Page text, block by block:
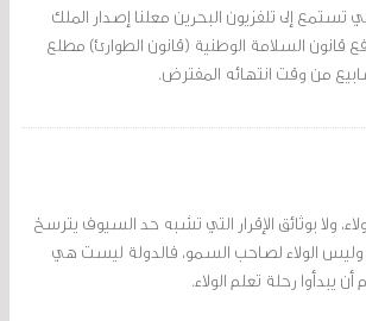
إلى تلفزيون البحرين معلنا إصدار الملك
السلامة الوطنية (قانون الطوارئ) مطلع
من وقت انتهائه المفترض.
ولا بوثائق الإقرار التي تشبه حد السيوف يترسخ
وليس الولاء لصاحب السمو، فالدولة ليست هي
رحلة تعلم الولاء.